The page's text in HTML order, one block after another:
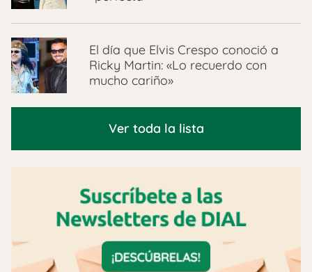
El día que Elvis Crespo conoció a
Ricky Martin: «Lo recuerdo con
mucho cariño»
Ver toda la lista